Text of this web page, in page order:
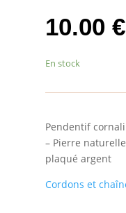
10.00 €
En stock
Pendentif
– Pierre naturelle
plaqué argent
Cordons et